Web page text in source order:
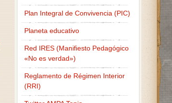
Plan Integral de Convivencia (PIC)
Planeta educativo
Red IRES (Manifiesto Pedagógico
«No es verdad»)
Reglamento de Régimen Interior
(RRI)